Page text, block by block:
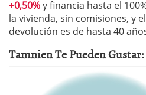
+0,50%y financia hasta el
la vivienda, sin comisiones, y
devolución es de hasta 40
Tamnien Te Pueden Gustar: